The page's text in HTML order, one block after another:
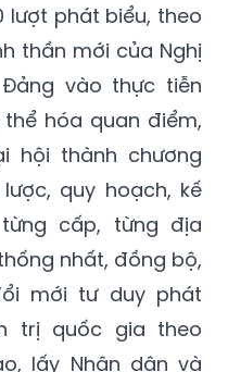
lượt phát biểu, theo
thần mới của Nghị
vào thực tiễn
hóa quan điểm,
hội thành chương
quy hoạch, kế
cấp, từng địa
nhất, đồng bộ,
mới tư duy phát
trị quốc gia theo
lấy Nhân dân và